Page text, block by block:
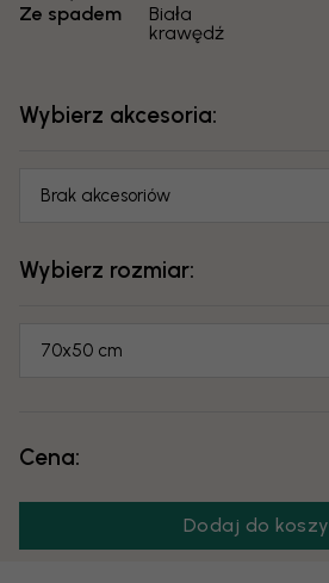
Ze spadem
Biała
krawędź
Wybierz akcesoria:
Brak akcesoriów
Wybierz rozmiar:
70x50 cm
Cena:
Dodaj do